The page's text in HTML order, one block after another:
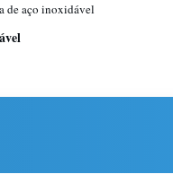
de aço inoxidável